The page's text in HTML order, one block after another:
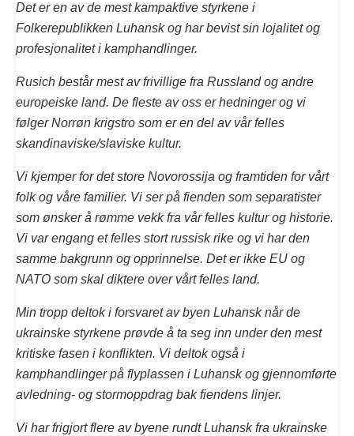
Det er en av de mest kampaktive styrkene i
Folkerepublikken Luhansk og har bevist sin lojalitet og
profesjonalitet i kamphandlinger.
Rusich består mest av frivillige fra Russland og andre
europeiske land. De fleste av oss er hedninger og vi
følger Norrøn krigstro som er en del av vår felles
skandinaviske/slaviske kultur.
Vi kjemper for det store Novorossija og framtiden for vårt
folk og våre familier. Vi ser på fienden som separatister
som ønsker å rømme vekk fra vår felles kultur og historie.
Vi var engang et felles stort russisk rike og vi har den
samme bakgrunn og opprinnelse. Det er ikke EU og
NATO som skal diktere over vårt felles land.
Min tropp deltok i forsvaret av byen Luhansk når de
ukrainske styrkene prøvde å ta seg inn under den mest
kritiske fasen i konflikten. Vi deltok også i
kamphandlinger på flyplassen i Luhansk og gjennomførte
avledning- og stormoppdrag bak fiendens linjer.
Vi har frigjort flere av byene rundt Luhansk fra ukrainske